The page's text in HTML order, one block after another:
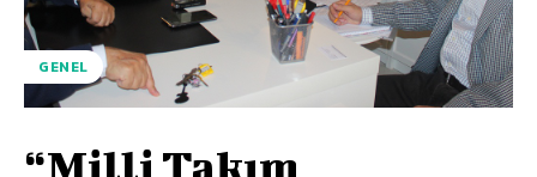
GENEL
“Milli Takım